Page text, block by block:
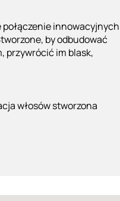
innowacyjnych
by odbudować
przywrócić im blask,
włosów stworzona